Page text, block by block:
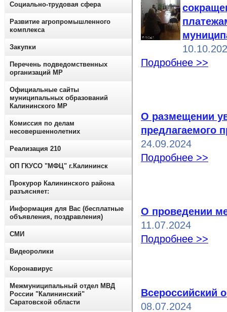
Подробнее >>
О размещении
предлагаемого
24.09.2024
Подробнее >>
О проведении
11.07.2024
Подробнее >>
Всероссийский
08.07.2024
Социально-трудовая сфера
Развитие агропромышленного
комплекса
Закупки
Перечень подведомственных
организаций МР
Официальные сайты
муниципальных образований
Калининского МР
Комиссия по делам
несовершеннолетних
Реализация 210
ОП ГКУСО "МФЦ" г.Калининск
Прокурор Калининского района
разъясняет:
Информация для Вас (бесплатные
объявления, поздравления)
СМИ
Видеоролики
Коронавирус
Межмуниципальный отдел МВД
России "Калининский"
Саратовской области